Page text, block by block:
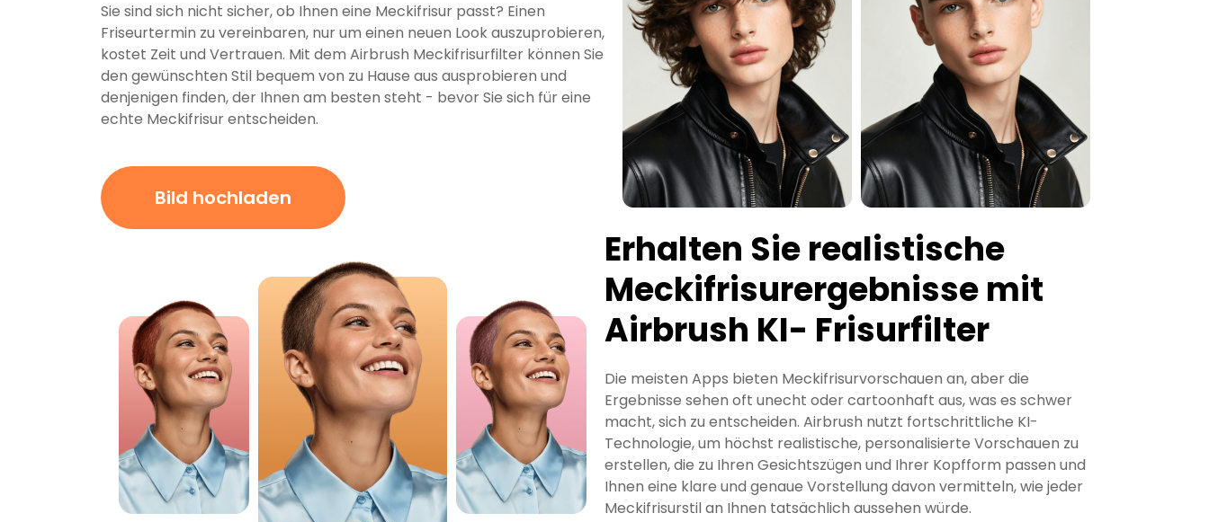
Sie sind sich nicht sicher, ob Ihnen eine Meckifrisur passt? Einen
Friseurtermin zu vereinbaren, nur um einen neuen Look auszuprobieren,
kostet Zeit und Vertrauen. Mit dem Airbrush Meckifrisurfilter können Sie
den gewünschten Stil bequem von zu Hause aus ausprobieren und
denjenigen finden, der Ihnen am besten steht - bevor Sie sich für eine
echte Meckifrisur entscheiden.
Bild hochladen
Erhalten Sie realistische
Meckifrisurergebnisse mit
Airbrush KI- Frisurfilter
Die meisten Apps bieten Meckifrisurvorschauen an, aber die
Ergebnisse sehen oft unecht oder cartoonhaft aus, was es schwer
macht, sich zu entscheiden. Airbrush nutzt fortschrittliche KI-
Technologie, um höchst realistische, personalisierte Vorschauen zu
erstellen, die zu Ihren Gesichtszügen und Ihrer Kopfform passen und
Ihnen eine klare und genaue Vorstellung davon vermitteln, wie jeder
Meckifrisurstil an Ihnen tatsächlich aussehen würde.